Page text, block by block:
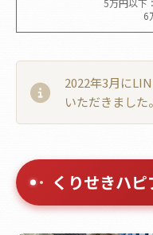
5万円以下
6
2022年3月に
いただきました。
くりせきハ